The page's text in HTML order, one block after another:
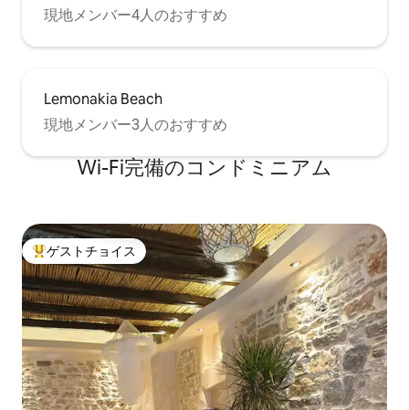
現地メンバー4人のおすすめ
Lemonakia Beach
現地メンバー3人のおすすめ
Wi-Fi完備のコンドミニアム
大好評のゲストチョイスです。
ゲストチョイス